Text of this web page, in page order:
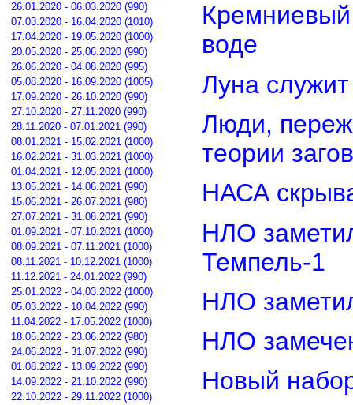
26.01.2020 - 06.03.2020 (990)
07.03.2020 - 16.04.2020 (1010)
17.04.2020 - 19.05.2020 (1000)
20.05.2020 - 25.06.2020 (990)
26.06.2020 - 04.08.2020 (995)
05.08.2020 - 16.09.2020 (1005)
17.09.2020 - 26.10.2020 (990)
27.10.2020 - 27.11.2020 (990)
28.11.2020 - 07.01.2021 (990)
08.01.2021 - 15.02.2021 (1000)
16.02.2021 - 31.03.2021 (1000)
01.04.2021 - 12.05.2021 (1000)
13.05.2021 - 14.06.2021 (990)
15.06.2021 - 26.07.2021 (980)
27.07.2021 - 31.08.2021 (990)
01.09.2021 - 07.10.2021 (1000)
08.09.2021 - 07.11.2021 (1000)
08.11.2021 - 10.12.2021 (1000)
11.12.2021 - 24.01.2022 (990)
25.01.2022 - 04.03.2022 (1000)
05.03.2022 - 10.04.2022 (990)
11.04.2022 - 17.05.2022 (1000)
18.05.2022 - 23.06.2022 (980)
24.06.2022 - 31.07.2022 (990)
01.08.2022 - 13.09.2022 (990)
14.09.2022 - 21.10.2022 (990)
22.10.2022 - 29.11.2022 (1000)
воде
Луна
Люди,
теории
НАСА
НЛО
Темпель-1
НЛО
НЛО
Новый